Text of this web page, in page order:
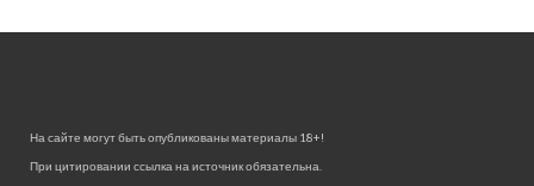
На сайте могут быть опубликованы материалы 18+!
При цитировании ссылка на источник обязательна.